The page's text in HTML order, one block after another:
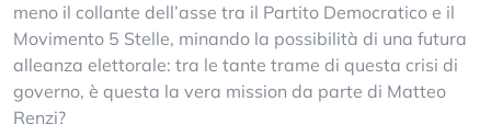
meno il collante dell’asse tra il Partito Democratico e il
Movimento 5 Stelle, minando la possibilità di una futura
alleanza elettorale: tra le tante trame di questa crisi di
governo, è questa la vera mission da parte di Matteo
Renzi?